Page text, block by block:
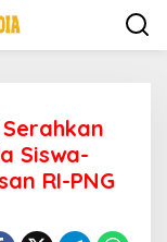
Siswa-
RI-PNG